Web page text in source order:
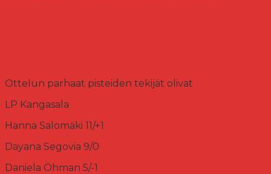
Ottelun parhaat pisteiden tekijät olivat
LP Kangasala
Hanna Salomäki 11/+1
Dayana Segovia 9/0
Daniela Öhman 5/-1